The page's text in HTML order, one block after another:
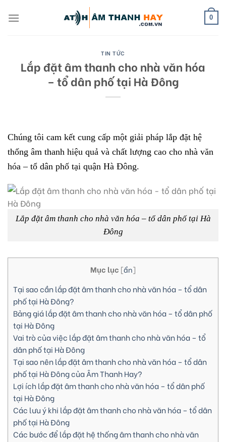
0
TIN TỨC
Lắp đặt âm thanh cho nhà văn hóa
– tổ dân phố tại Hà Đông
Chúng tôi cam kết cung cấp một giải pháp lắp đặt hệ
thống âm thanh hiệu quả và chất lượng cao cho nhà văn
hóa – tổ dân phố tại quận Hà Đông.
Lắp đặt âm thanh cho nhà văn hóa – tổ dân phố tại Hà
Đông
Mục lục [ẩn]
Tại sao cần lắp đặt âm thanh cho nhà văn hóa – tổ dân
phố tại Hà Đông?
Bảng giá lắp đặt âm thanh cho nhà văn hóa – tổ dân phố
tại Hà Đông
Vai trò của việc lắp đặt âm thanh cho nhà văn hóa – tổ
dân phố tại Hà Đông
Tại sao nên lắp đặt âm thanh cho nhà văn hóa – tổ dân
phố tại Hà Đông của Âm Thanh Hay?
Lợi ích lắp đặt âm thanh cho nhà văn hóa – tổ dân phố
tại Hà Đông
Các lưu ý khi lắp đặt âm thanh cho nhà văn hóa – tổ dân
phố tại Hà Đông
Các bước để lắp đặt hệ thống âm thanh cho nhà văn